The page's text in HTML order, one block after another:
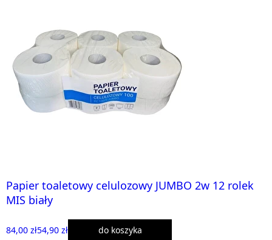
Papier toaletowy celulozowy JUMBO 2w 12 rolek
MIS biały
84,00 zł54,90 zł do koszyka